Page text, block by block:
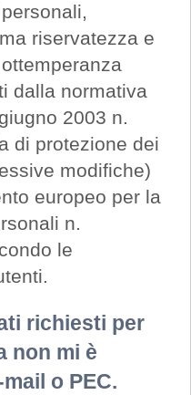
riservatezza e
dalla normativa
2003 n.
di protezione dei
modifiche)
europeo per la
n.
le
richiesti per
non mi è
o PEC.